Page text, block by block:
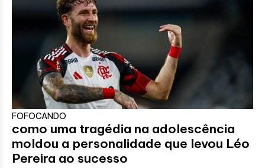
FOFOCANDO
como uma tragédia na adolescência
moldou a personalidade que levou Léo
Pereira ao sucesso